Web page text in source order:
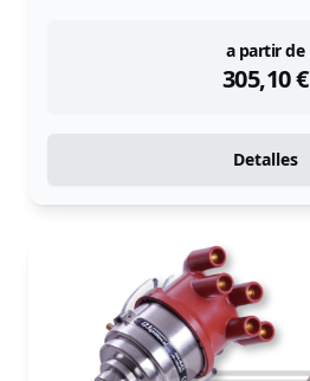
a partir de
305,10€
instock
Detalles